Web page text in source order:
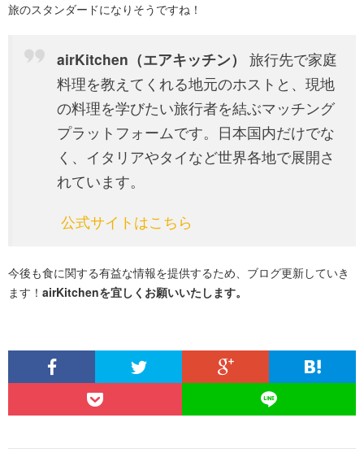
旅のスタンダードになりそうですね！
airKitchen（エアキッチン）
旅行先で家庭
料理を教えてくれる地元のホストと、現地
の料理を学びたい旅行者を結ぶマッチング
プラットフォームです。日本国内だけでな
く、イタリアやタイなど世界各地で展開さ
れています。
公式サイトはこちら
今後も食に関する有益な情報を提供するため、ブログ更新していき
ます！ airKitchenを宜しくお願いいたします。